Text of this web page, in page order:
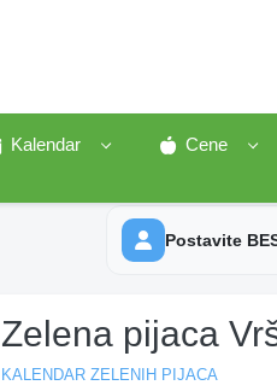
Kalendar Cene
Postavite
Zelena pijaca
KALENDAR ZELENIH PIJACA